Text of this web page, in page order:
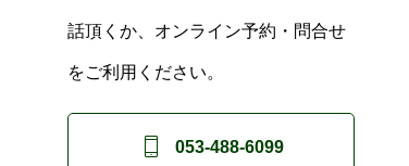
話頂くか、オンライン予約・問合せ
をご利用ください。
 053-488-6099